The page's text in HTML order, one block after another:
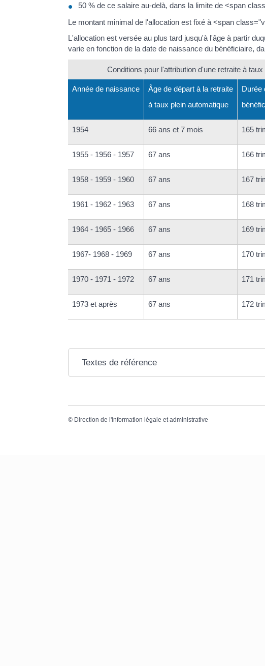
50 % de ce salaire au-delà, dans la limite de <span
Le montant minimal de l'allocation est fixé à <span
L'allocation est versée au plus tard jusqu'à l'âge à partir
varie en fonction de la date de naissance du bénéficiaire,
Conditions pour l'attribution d'une retraite à
Année de naissance
Âge de départ à la retraite
à taux plein automatique
Durée
1954 66 ans et 7 mois 165
1955 - 1956 - 1957 67 ans 166
1958 - 1959 - 1960 67 ans 167
1961 - 1962 - 1963 67 ans 168
1964 - 1965 - 1966 67 ans 169
1967- 1968 - 1969 67 ans 170
1970 - 1971 - 1972 67 ans 171
1973 et après 67 ans 172
Textes de référence
© Direction de l'information légale et administrative